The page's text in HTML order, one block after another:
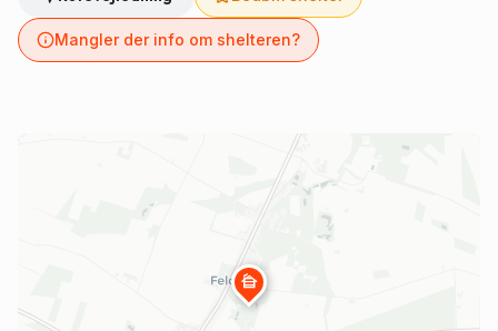
Mangler der info om shelteren?
cabin